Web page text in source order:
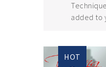
added to
HOT